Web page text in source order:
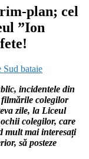
plan; cel
”Ion
Sud bataie
incidentele din
colegilor
zile, la Liceul
colegilor, care
mult mai interesați
să posteze